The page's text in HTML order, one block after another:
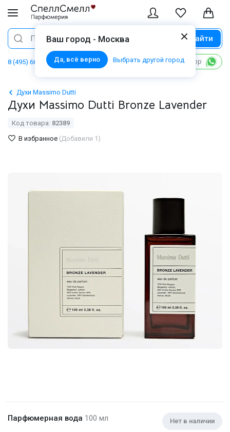
Ваш город - Москва
Да, всё верно Выбрать другой город
Поиск Найти
8 (495) 668 06 02 Написать в WhatsApp
Духи Massimo Dutti
Духи Massimo Dutti Bronze Lavender
Код товара: 82389
В избранное (Добавили 1)
Парфюмерная вода 100 мл Нет в наличии